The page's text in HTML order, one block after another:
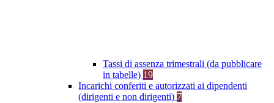
Tassi di assenza trimestrali (da pubblicare
in tabelle) 19
Incarichi conferiti e autorizzati ai dipendenti
(dirigenti e non dirigenti) 7